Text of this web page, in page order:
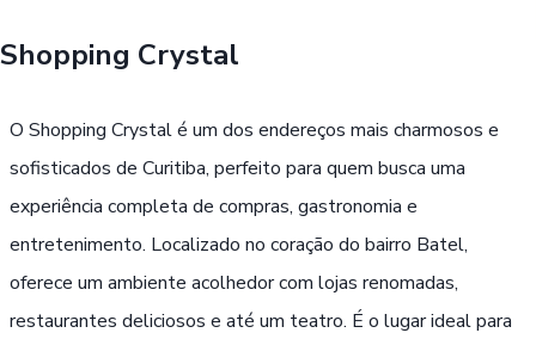
Shopping Crystal
O Shopping Crystal é um dos endereços mais charmosos e
sofisticados de Curitiba, perfeito para quem busca uma
experiência completa de compras, gastronomia e
entretenimento. Localizado no coração do bairro Batel,
oferece um ambiente acolhedor com lojas renomadas,
restaurantes deliciosos e até um teatro. É o lugar ideal para